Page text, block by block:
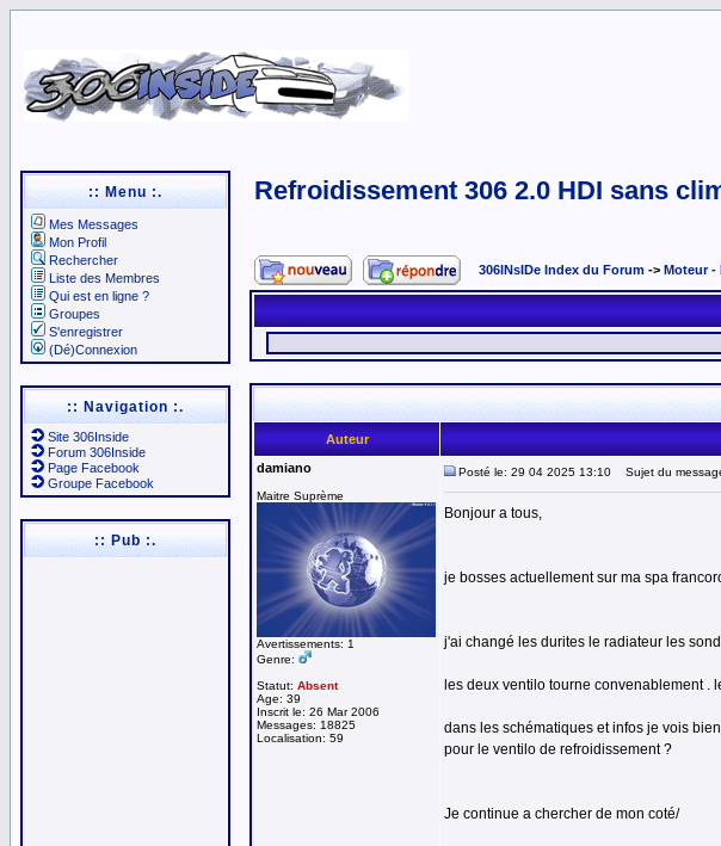
:: Menu :.
Mes Messages
Mon Profil
Rechercher
Liste des Membres
Qui est en ligne ?
Groupes
S'enregistrer
(Dé)Connexion
:: Navigation :.
Site 306Inside
Forum 306Inside
Page Facebook
Groupe Facebook
:: Pub :.
Refroidissement 306 2.0 HDI sans
306INsIDe Index du Forum -> Moteur -
Auteur
damiano
Maitre Suprème
Avertissements: 1
Genre:
Statut: Absent
Age: 39
Inscrit le: 26 Mar 2006
Messages: 18825
Localisation: 59
Posté le: 29 04 2025 13:10 Sujet du
Bonjour a tous,
je bosses actuellement sur ma spa
j'ai changé les durites le radiateur les
les deux ventilo tourne convenablement .
dans les schématiques et infos je vois
pour le ventilo de refroidissement ?
Je continue a chercher de mon coté/